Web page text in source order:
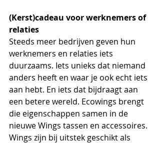
(Kerst)cadeau voor werknemers of
relaties
Steeds meer bedrijven geven hun
werknemers en relaties iets
duurzaams. Iets unieks dat niemand
anders heeft en waar je ook echt iets
aan hebt. En iets dat bijdraagt aan
een betere wereld. Ecowings brengt
die eigenschappen samen in de
nieuwe Wings tassen en accessoires.
Wings zijn bij uitstek geschikt als